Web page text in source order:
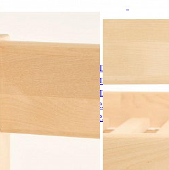
шкаф для одежды
одежды и белья
для одежды и белья
для одежды и белья
для одежды и белья
для одежды и белья
для одежды и белья
и белья
одежды и белья